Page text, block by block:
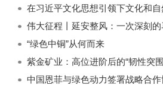
“绿色中铜”从何而来
紫金矿业：高位进阶后的“韧性突
中国恩菲与绿色动力签署战略合作